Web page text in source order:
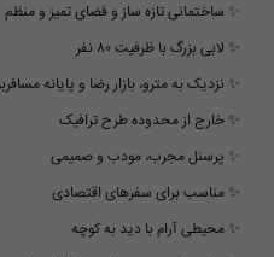
✨ ساختمانی تازه ساز و فضای تمیز و منظم
✨ لابی بزرگ با ظرفیت ۸۰ نفر
✨ نزدیک به مترو، بازار رضا و پایانه
✨ خارج از محدوده طرح ترافیک
✨ پرسنل مجرب، مودب و صمیمی
✨ مناسب برای سفرهای اقتصادی
✨ محیطی آرام با دید به کوچه